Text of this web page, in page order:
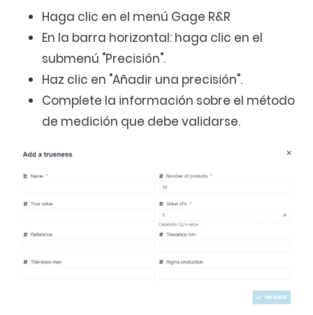
Haga clic en el menú Gage R&R
En la barra horizontal: haga clic en el
submenú "Precisión".
Haz clic en "Añadir una precisión".
Complete la información sobre el método
de medición que debe validarse.